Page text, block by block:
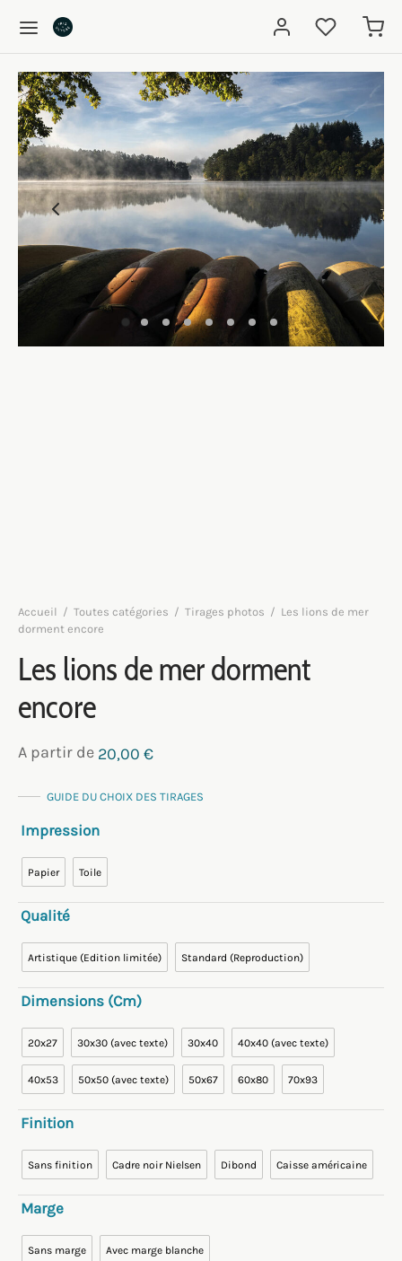
Accueil / Toutes catégories / Tirages photos / Les lions de mer
dorment encore
Les lions de mer dorment
encore
A partir de 20,00 €
GUIDE DU CHOIX DES TIRAGES
Impression
Papier Toile
Qualité
Artistique (Edition limitée) Standard (Reproduction)
Dimensions (cm)
20x27 30x30 (avec texte) 30x40 40x40 (avec texte)
40x53 50x50 (avec texte) 50x67 60x80 70x93
Finition
Sans finition Cadre noir Nielsen Dibond Caisse américaine
Marge
Sans marge Avec marge blanche